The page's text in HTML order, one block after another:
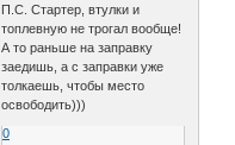
П.С. Стартер, втулки и
топлевную не трогал вообще!
А то раньше на заправку
заедишь, а с заправки уже
толкаешь, чтобы место
освободить)))
0